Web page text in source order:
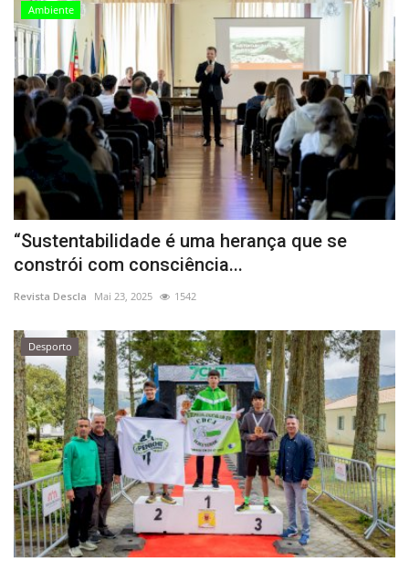
Ambiente
“Sustentabilidade é uma herança que se
constrói com consciência...
Revista Descla Mai 23, 2025 1542
Desporto